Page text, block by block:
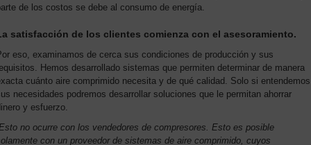
de los costos se debe al consumo de energía.
satisfacción de los clientes comienza con el asesoramiento.
eso, examinamos de cerca sus condiciones de producción y sus
Hemos desarrollado sistemas que permiten determinar de manera
cuánto aire comprimido necesita y de qué calidad. Solo si entendemos
necesidades podremos desarrollar soluciones que le permitan ahorrar
y esfuerzo.
no ocurre con los vendedores de compresores. Esto es posible
con un proveedor de sistemas de aire comprimido, cuyos